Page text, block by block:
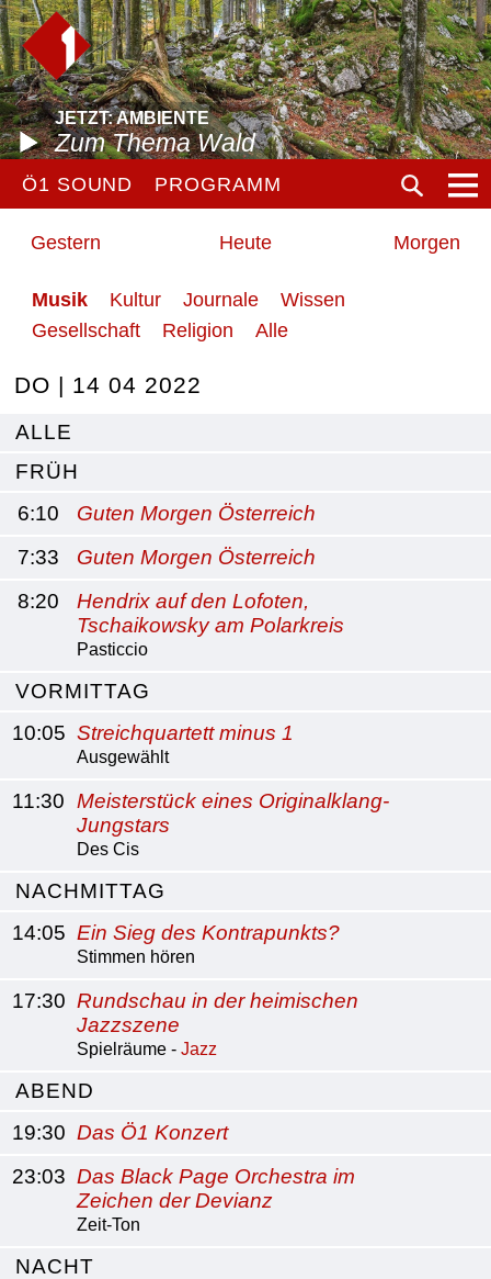
JETZT: AMBIENTE
Zum Thema Wald
Ö1 SOUND PROGRAMM
Gestern Heute Morgen
Musik Kultur Journale
Wissen
Gesellschaft
Religion Alle
DO | 14 04 2022
ALLE
FRÜH
6:10
Guten Morgen Österreich
7:33
Guten Morgen Österreich
8:20
Hendrix auf den Lofoten,
Tschaikowsky am Polarkreis
Pasticcio
VORMITTAG
10:05 Streichquartett minus 1
Ausgewählt
11:30 Meisterstück eines Originalklang-
Jungstars
Des Cis
NACHMITTAG
14:05 Ein Sieg des Kontrapunkts?
Stimmen hören
17:30 Rundschau in der heimischen
Jazzszene
Spielräume - Jazz
ABEND
19:30 Das Ö1 Konzert
23:03 Das Black Page Orchestra im
Zeichen der Devianz
Zeit-Ton
NACHT